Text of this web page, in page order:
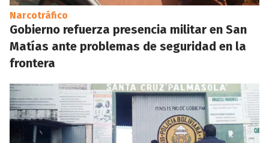
Narcotráfico
Gobierno refuerza presencia militar en San
Matías ante problemas de seguridad en la
frontera